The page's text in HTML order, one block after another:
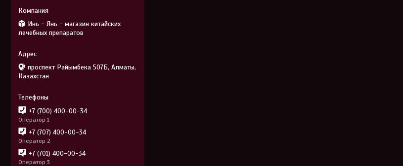
Инь - Янь - магазин китайских
лечебных препаратов
проспект Райымбека 507Б, Алматы,
Казахстан
+7 (700) 400-00-34
Оператор 1
+7 (707) 400-00-34
Оператор 2
+7 (701) 400-00-34
Оператор 3